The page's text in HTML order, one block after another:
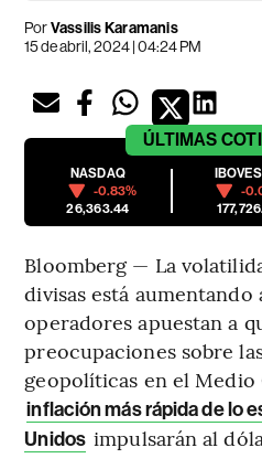
PorVassilis Karamanis
15 de abril, 2024 | 04:24 PM
ÚLTIMAS
NASDAQ
-0.83%
26,363.44
-
Bloomberg — La
divisas está aumentando
operadores apuestan a
preocupaciones sobre
geopolíticas en el
inflación más rápida de lo
Unidos impulsarán al